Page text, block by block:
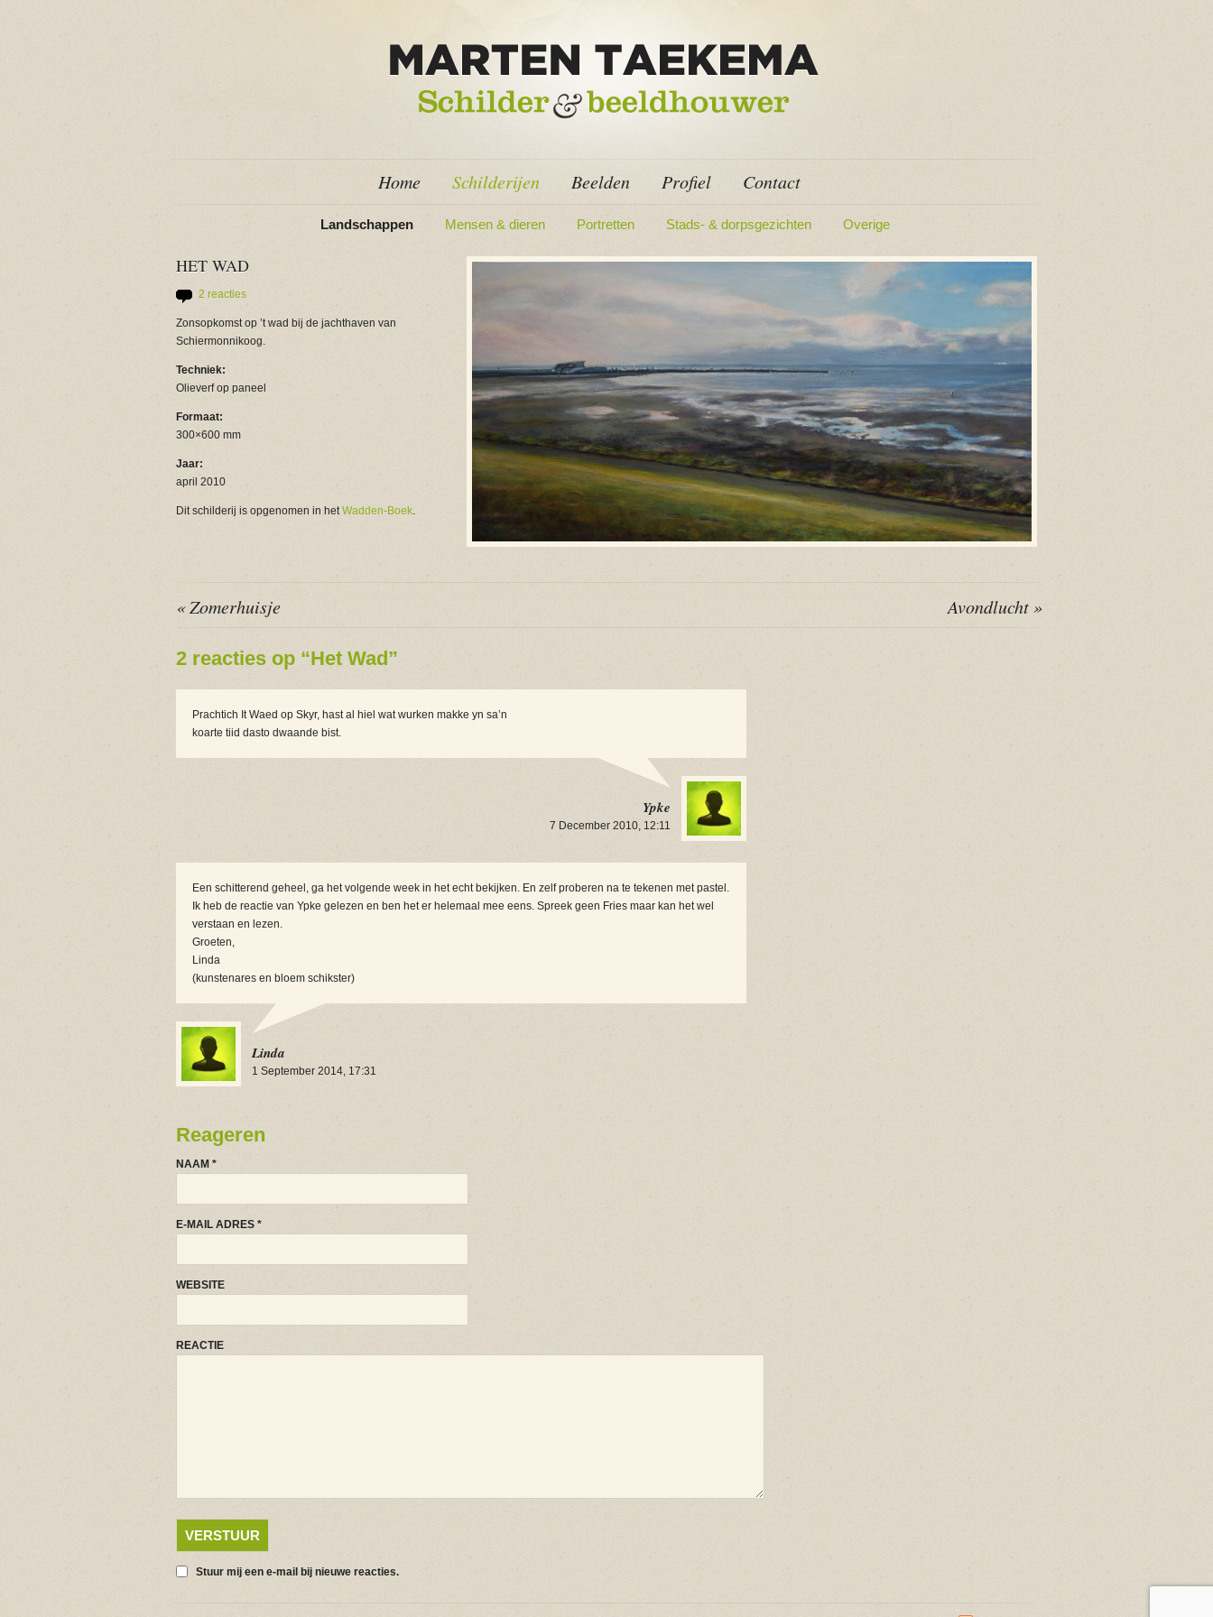
Home Schilderijen Beelden Profiel Contact
Landschappen Mensen & dieren Portretten Stads- & dorpsgezichten Overige
HET WAD
2 reacties
Zonsopkomst op ’t wad bij de jachthaven van
Schiermonnikoog.
Techniek:
Olieverf op paneel
Formaat:
300×600 mm
Jaar:
april 2010
Dit schilderij is opgenomen in hetWadden-Boek.
« Zomerhuisje Avondlucht »
2 reacties op “Het Wad”
Prachtich It Waed op Skyr, hast al hiel wat wurken makke yn sa’n
koarte tiid dasto dwaande bist.
Ypke
7 December 2010, 12:11
Een schitterend geheel, ga het volgende week in het echt bekijken. En zelf proberen na te tekenen met pastel.
Ik heb de reactie van Ypke gelezen en ben het er helemaal mee eens. Spreek geen Fries maar kan het wel
verstaan en lezen.
Groeten,
Linda
(kunstenares en bloem schikster)
Linda
1 September 2014, 17:31
Reageren
NAAM *
E-MAIL ADRES *
WEBSITE
REACTIE
Stuur mij een e-mail bij nieuwe reacties.